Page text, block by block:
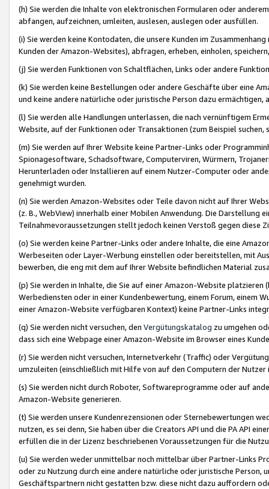
(h) Sie werden die Inhalte von elektronischen Formularen oder
abfangen, aufzeichnen, umleiten, auslesen, auslegen oder ausfüllen.
(i) Sie werden keine Kontodaten, die unsere Kunden im
Kunden der Amazon-Websites), abfragen, erheben, einholen,
(j) Sie werden Funktionen von Schaltflächen, Links oder andere
(k) Sie werden keine Bestellungen oder andere Geschäfte über eine
und keine andere natürliche oder juristische Person dazu
(l) Sie werden alle Handlungen unterlassen, die nach vernünftigem
Website, auf der Funktionen oder Transaktionen (zum Beispiel
(m) Sie werden auf Ihrer Website keine Partner-Links oder
Spionagesoftware, Schadsoftware, Computerviren, Würmern,
Herunterladen oder Installieren auf einem Nutzer-Computer oder
genehmigt wurden.
(n) Sie werden Amazon-Websites oder Teile davon nicht auf Ihrer
(z. B., WebView) innerhalb einer Mobilen Anwendung. Die Darstellung
Teilnahmevoraussetzungen stellt jedoch keinen Verstoß gegen diese
(o) Sie werden keine Partner-Links oder andere Inhalte, die eine
Werbeseiten oder Layer-Werbung einstellen oder bereitstellen, mit
bewerben, die eng mit dem auf Ihrer Website befindlichen Material
(p) Sie werden in Inhalte, die Sie auf einer Amazon-Website
Werbediensten oder in einer Kundenbewertung, einem Forum, einem
einer Amazon-Website verfügbaren Kontext) keine Partner-Links
(q) Sie werden nicht versuchen, den Vergütungskatalog zu umgehen
dass sich eine Webpage einer Amazon-Website im Browser eines
(r) Sie werden nicht versuchen, Internetverkehr (Traffic) oder
umzuleiten (einschließlich mit Hilfe von auf den Computern der
(s) Sie werden nicht durch Roboter, Softwareprogramme oder auf
Amazon-Website generieren.
(t) Sie werden unsere Kundenrezensionen oder Sternebewertungen
nutzen, es sei denn, Sie haben über die Creators API und die PA API
erfüllen die in der Lizenz beschriebenen Voraussetzungen für die
(u) Sie werden weder unmittelbar noch mittelbar über Partner-Links
oder zu Nutzung durch eine andere natürliche oder juristische
Geschäftspartnern nicht gestatten bzw. diese nicht dazu auffordern